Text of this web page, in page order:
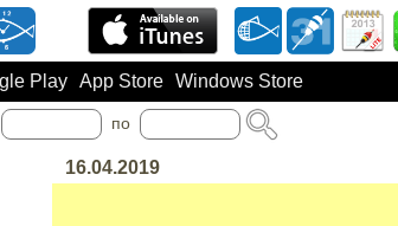
Play App Store Windows Store
по
16.04.2019